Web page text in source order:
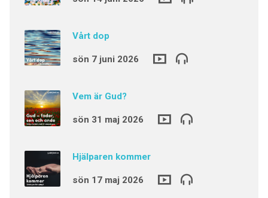
Vårt dop
sön 7 juni 2026
Vem är Gud?
sön 31 maj 2026
Hjälparen kommer
sön 17 maj 2026